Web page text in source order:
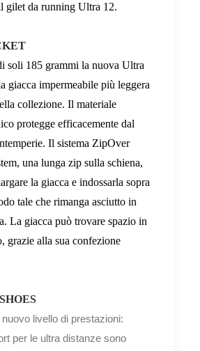
gilet da running Ultra 12.
soli 185 grammi la nuova Ultra
giacca impermeabile più leggera
collezione. Il materiale
protegge efficacemente dal
Il sistema ZipOver
una lunga zip sulla schiena,
la giacca e indossarla sopra
tale che rimanga asciutto in
La giacca può trovare spazio in
grazie alla sua confezione
livello di prestazioni:
per le ultra distanze sono